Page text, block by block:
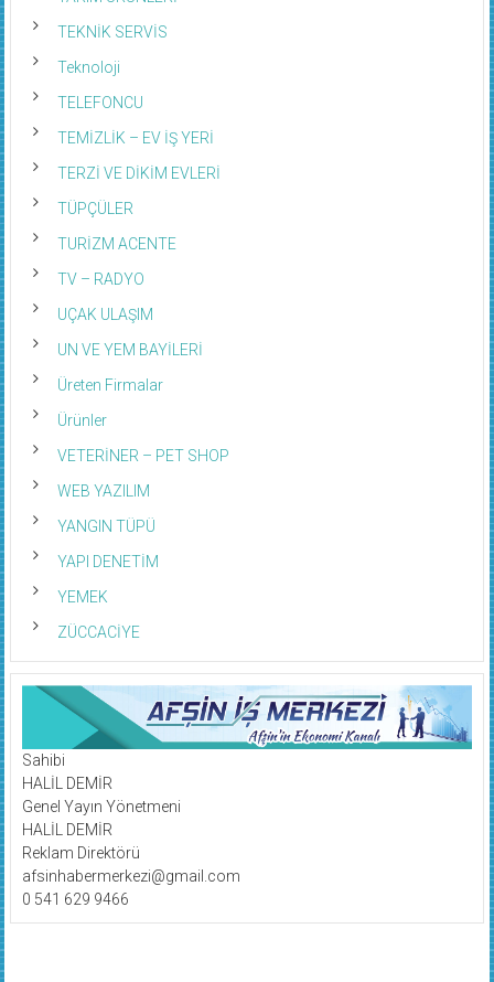
TEKNİK SERVİS
Teknoloji
TELEFONCU
TEMİZLİK – EV İŞ YERİ
TERZİ VE DİKİM EVLERİ
TÜPÇÜLER
TURİZM ACENTE
TV – RADYO
UÇAK ULAŞIM
UN VE YEM BAYİLERİ
Üreten Firmalar
Ürünler
VETERİNER – PET SHOP
WEB YAZILIM
YANGIN TÜPÜ
YAPI DENETİM
YEMEK
ZÜCCACİYE
Sahibi
HALİL DEMİR
Genel Yayın Yönetmeni
HALİL DEMİR
Reklam Direktörü
afsinhabermerkezi@gmail.com
0 541 629 9466